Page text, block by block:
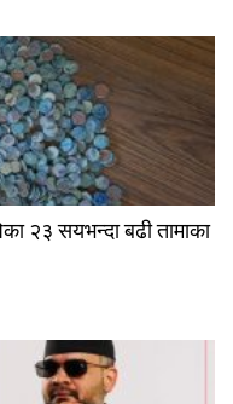
२३ सयभन्दा बढी तामाका